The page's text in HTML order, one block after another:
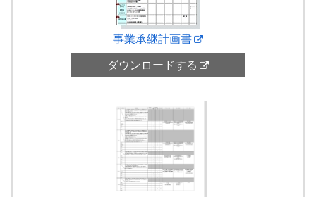
事業承継計画書
ダウンロードする